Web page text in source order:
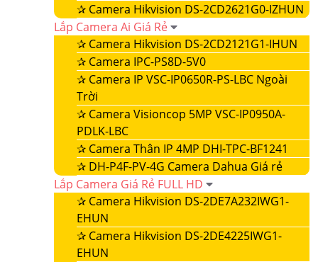
✰ Camera Hikvision DS-2CD2621G0-IZHUN
Lắp Camera Ai Giá Rẻ
✰ Camera Hikvision DS-2CD2121G1-IHUN
✰ Camera IPC-PS8D-5V0
✰ Camera IP VSC-IP0650R-PS-LBC Ngoài
Trời
✰ Camera Visioncop 5MP VSC-IP0950A-
PDLK-LBC
✰ Camera Thân IP 4MP DHI-TPC-BF1241
✰ DH-P4F-PV-4G Camera Dahua Giá rẻ
Lắp Camera Giá Rẻ FULL HD
✰ Camera Hikvision DS-2DE7A232IWG1-
EHUN
✰ Camera Hikvision DS-2DE4225IWG1-
EHUN